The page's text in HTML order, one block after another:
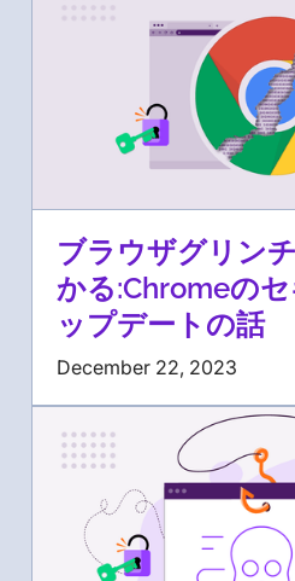
ブラウザグリン
かる:Chromeの
ップデートの話
December 22, 2023